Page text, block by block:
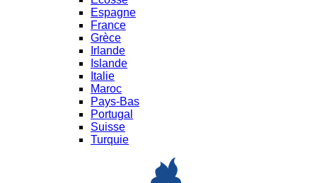
Espagne
France
Grèce
Irlande
Islande
Italie
Maroc
Pays-Bas
Portugal
Suisse
Turquie